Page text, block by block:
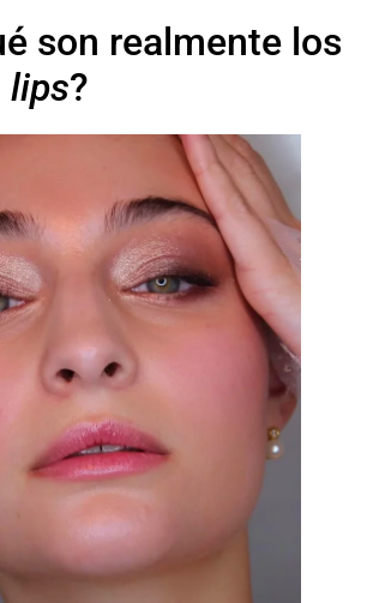
son realmente los
lips?